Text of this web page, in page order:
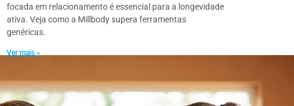
focada em relacionamento é essencial para a longevidade
ativa. Veja como a Millbody supera ferramentas
genéricas.
Ver mais »